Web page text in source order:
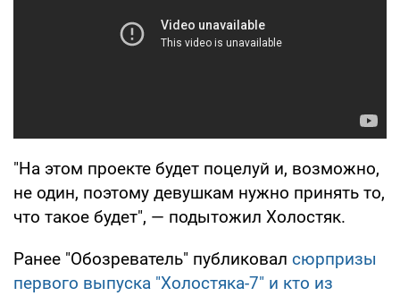
"На этом проекте будет поцелуй и, возможно,
не один, поэтому девушкам нужно принять то,
что такое будет", — подытожил Холостяк.
Ранее "Обозреватель" публиковал сюрпризы
первого выпуска "Холостяка-7" и кто из